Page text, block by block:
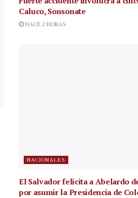
Caluco, Sonsonate
HACE 2 HORAS
NACIONALES
El Salvador felicita a Abelardo
por asumir la Presidencia de